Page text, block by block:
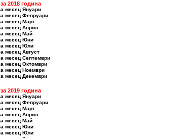
2018 година
месец Януари
месец Февруари
месец Март
месец Април
месец Май
месец Юни
месец Юли
месец Август
месец Септември
месец Октомври
месец Ноември
месец Декември
2019 година
месец Януари
месец Февруари
месец Март
месец Април
месец Май
месец Юни
месец Юли